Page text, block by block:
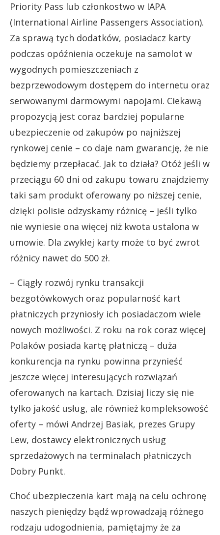
Priority Pass lub członkostwo w IAPA
(International Airline Passengers Association).
Za sprawą tych dodatków, posiadacz karty
podczas opóźnienia oczekuje na samolot w
wygodnych pomieszczeniach z
bezprzewodowym dostępem do internetu oraz
serwowanymi darmowymi napojami. Ciekawą
propozycją jest coraz bardziej popularne
ubezpieczenie od zakupów po najniższej
rynkowej cenie – co daje nam gwarancję, że nie
będziemy przepłacać. Jak to działa? Otóż jeśli w
przeciągu 60 dni od zakupu towaru znajdziemy
taki sam produkt oferowany po niższej cenie,
dzięki polisie odzyskamy różnicę – jeśli tylko
nie wyniesie ona więcej niż kwota ustalona w
umowie. Dla zwykłej karty może to być zwrot
różnicy nawet do 500 zł.
– Ciągły rozwój rynku transakcji
bezgotówkowych oraz popularność kart
płatniczych przyniosły ich posiadaczom wiele
nowych możliwości. Z roku na rok coraz więcej
Polaków posiada kartę płatniczą – duża
konkurencja na rynku powinna przynieść
jeszcze więcej interesujących rozwiązań
oferowanych na kartach. Dzisiaj liczy się nie
tylko jakość usług, ale również kompleksowość
oferty – mówi Andrzej Basiak, prezes Grupy
Lew, dostawcy elektronicznych usług
sprzedażowych na terminalach płatniczych
Dobry Punkt.
Choć ubezpieczenia kart mają na celu ochronę
naszych pieniędzy bądź wprowadzają różnego
rodzaju udogodnienia, pamiętajmy że za